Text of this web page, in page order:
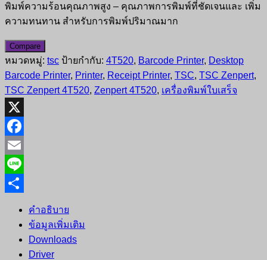
พิมพ์ความร้อนคุณภาพสูง ‒ คุณภาพการพิมพ์ที่ชัดเจนและ เพิ่ม
ความทนทาน สำหรับการพิมพ์ปริมาณมาก
Compare
หมวดหมู่: tsc ป้ายกำกับ: 4T520, Barcode Printer, Desktop
Barcode Printer, Printer, Receipt Printer, TSC, TSC Zenpert,
TSC Zenpert 4T520, Zenpert 4T520, เครื่องพิมพ์ใบเสร็จ
X
Facebook
Email
Line
คำอธิบาย
ข้อมูลเพิ่มเติม
Downloads
Driver